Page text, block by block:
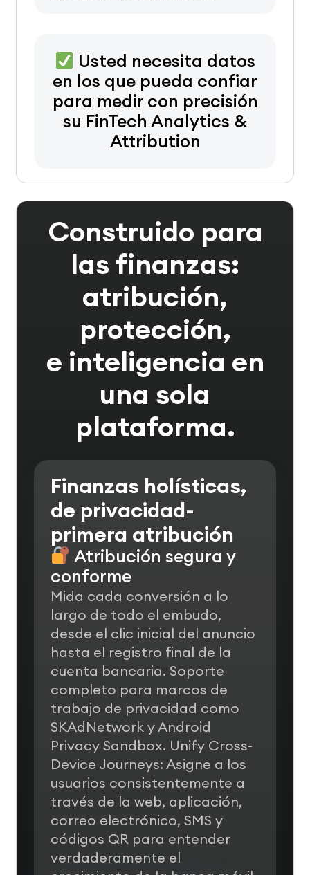
Usted necesita datos
en los que pueda confiar
para medir con precisión
su FinTech Analytics &
Attribution
Construido para
las finanzas:
atribución,
protección,
e inteligencia en
una sola
plataforma.
Finanzas holísticas,
de privacidad-
primera atribución
Atribución segura y
conforme
Mida cada conversión a lo
largo de todo el embudo,
desde el clic inicial del anuncio
hasta el registro final de la
cuenta bancaria. Soporte
completo para marcos de
trabajo de privacidad como
SKAdNetwork y Android
Privacy Sandbox. Unify Cross-
Device Journeys: Asigne a los
usuarios consistentemente a
través de la web, aplicación,
correo electrónico, SMS y
códigos QR para entender
verdaderamente el